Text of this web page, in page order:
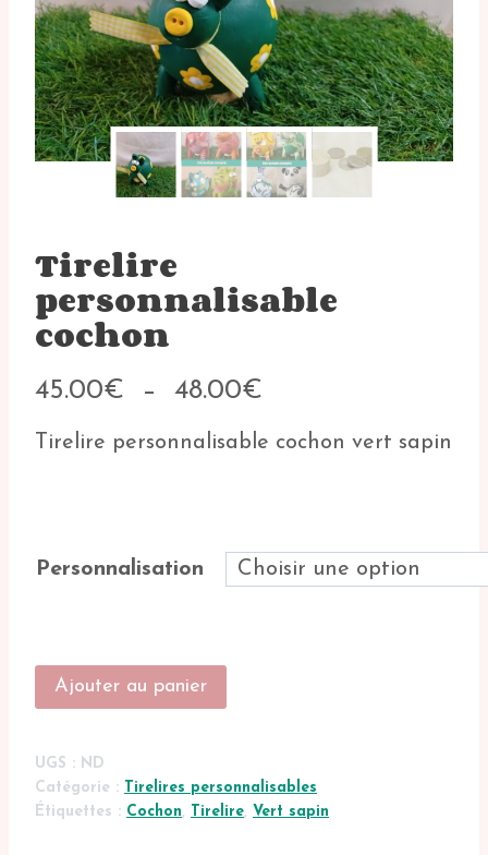
Tirelire
personnalisable
cochon
45.00€ – 48.00€
prix :
Tirelire personnalisable cochon vert sapin
Personnalisation
quantité
cochon
Ajouter au panier
UGS : ND
Catégorie : Tirelires personnalisables
Étiquettes : Cochon, Tirelire, Vert sapin